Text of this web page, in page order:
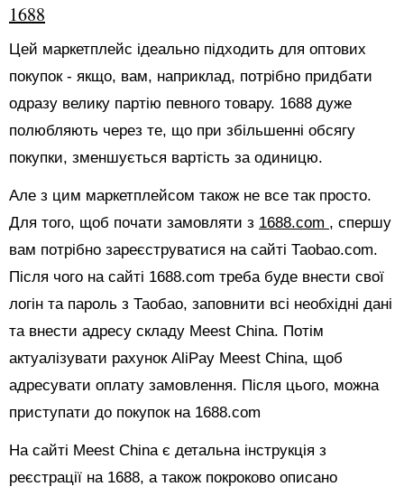
1688
Цей маркетплейс ідеально підходить для оптових
покупок - якщо, вам, наприклад, потрібно придбати
одразу велику партію певного товару. 1688 дуже
полюбляють через те, що при збільшенні обсягу
покупки, зменшується вартість за одиницю.
Але з цим маркетплейсом також не все так просто.
Для того, щоб почати замовляти з 1688.com , спершу
вам потрібно зареєструватися на сайті Таоbао.com.
Після чого на сайті 1688.com треба буде внести свої
логін та пароль з Таобао, заповнити всі необхідні дані
та внести адресу складу Meest China. Потім
актуалізувати рахунок AliPay Meest China, щоб
адресувати оплату замовлення. Після цього, можна
приступати до покупок на 1688.com
На сайті Meest China є детальна інструкція з
реєстрації на 1688, а також покроково описано